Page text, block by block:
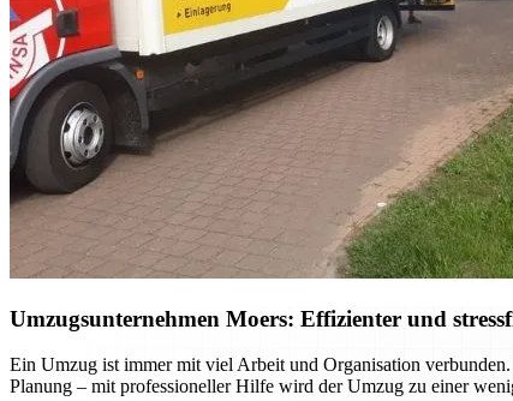
Umzugsunternehmen Moers: Effizienter und
Ein Umzug ist immer mit viel Arbeit und Organisation
Planung – mit professioneller Hilfe wird der Umzug zu einer